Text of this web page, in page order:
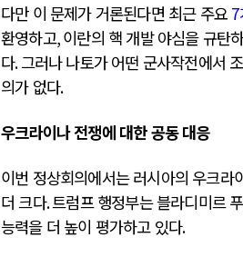
다만 이 문제가 거론된다면 최근 주요 7
환영하고,이란의 핵 개발 야심을 규탄
다.그러나 나토가 어떤 군사작전에서
의가 없다.
우크라이나 전쟁에 대한 공동 대응
이번 정상회의에서는 러시아의 우크
더 크다.트럼프 행정부는 블라디미르
능력을 더 높이 평가하고 있다.